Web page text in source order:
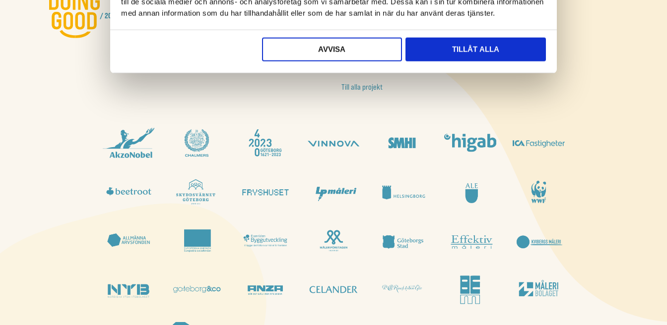
med annan information som du har tillhandahållit eller som de har samlat in när du har använt deras tjänster.
AVVISA TILLÅT ALLA
/ 2023
Facebook
Instagram
23 km konst
Art@Climate 2030
CARE EUkraine
Till alla projekt
Build Forward
art@climate 2030